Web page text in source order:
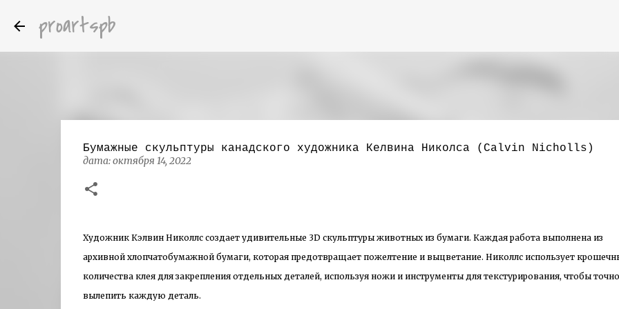
proartspb
Бумажные скульптуры канадского художника Келвина Николса (Calvin Nicholls)
дата:октября 14, 2022
Художник Кэлвин Николлс создает удивительные 3D скульптуры животных из бумаги. Каждая работа выполнена из
архивной хлопчатобумажной бумаги, которая предотвращает пожелтение и выцветание. Николлс использует
количества клея для закрепления отдельных деталей, используя ножи и инструменты для текстурирования, чтобы точно
вылепить каждую деталь.